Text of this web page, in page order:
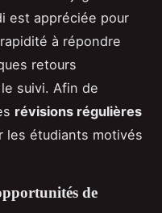
est appréciée pour
à répondre
retours
suivi. Afin de
révisions régulières
les étudiants motivés
de